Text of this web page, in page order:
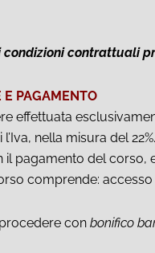
condizioni contrattuali
E PAGAMENTO
effettuata
nella misura del 22%.
il pagamento del
comprende:
con bonifico